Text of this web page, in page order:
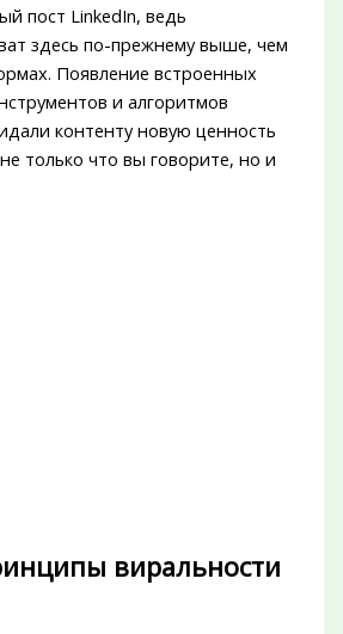
пост LinkedIn, ведь
здесь по-прежнему выше, чем
Появление встроенных
и алгоритмов
контенту новую ценность
только что вы говорите, но и
виральности